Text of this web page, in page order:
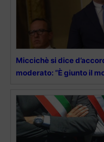
Miccichè si dice
moderato: “È giunto il